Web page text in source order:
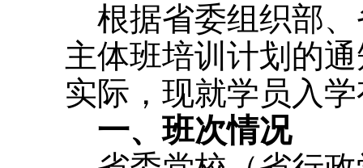
根据省委组织部、
主体班培训计划的
实际，现就学员入
一、班次情况